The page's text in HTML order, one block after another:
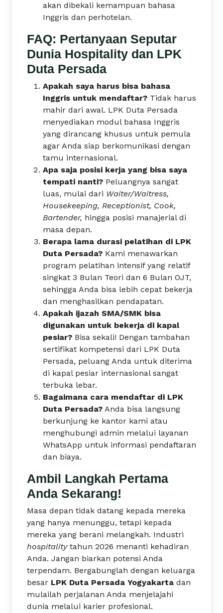
akan dibekali kemampuan bahasa
Inggris dan perhotelan.
FAQ: Pertanyaan Seputar
Dunia Hospitality dan LPK
Duta Persada
Apakah saya harus bisa bahasa
Inggris untuk mendaftar? Tidak harus
mahir dari awal. LPK Duta Persada
menyediakan modul bahasa Inggris
yang dirancang khusus untuk pemula
agar Anda siap berkomunikasi dengan
tamu internasional.
Apa saja posisi kerja yang bisa saya
tempati nanti? Peluangnya sangat
luas, mulai dari Waiter/Waitress,
Housekeeping, Receptionist, Cook,
Bartender, hingga posisi manajerial di
masa depan.
Berapa lama durasi pelatihan di LPK
Duta Persada? Kami menawarkan
program pelatihan intensif yang relatif
singkat 3 Bulan Teori dan 6 Bulan OJT,
sehingga Anda bisa lebih cepat bekerja
dan menghasilkan pendapatan.
Apakah ijazah SMA/SMK bisa
digunakan untuk bekerja di kapal
pesiar? Bisa sekali! Dengan tambahan
sertifikat kompetensi dari LPK Duta
Persada, peluang Anda untuk diterima
di kapal pesiar internasional sangat
terbuka lebar.
Bagaimana cara mendaftar di LPK
Duta Persada? Anda bisa langsung
berkunjung ke kantor kami atau
menghubungi admin melalui layanan
WhatsApp untuk informasi pendaftaran
dan biaya.
Ambil Langkah Pertama
Anda Sekarang!
Masa depan tidak datang kepada mereka
yang hanya menunggu, tetapi kepada
mereka yang berani melangkah. Industri
hospitalitytahun 2026 menanti kehadiran
Anda. Jangan biarkan potensi Anda
terpendam. Bergabunglah dengan keluarga
besar LPK Duta Persada Yogyakarta dan
mulailah perjalanan Anda menjelajahi
dunia melalui karier profesional.